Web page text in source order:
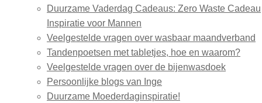
Duurzame Vaderdag Cadeaus: Zero Waste Cadeau
Inspiratie voor Mannen
Veelgestelde vragen over wasbaar maandverband
Tandenpoetsen met tabletjes, hoe en waarom?
Veelgestelde vragen over de bijenwasdoek
Persoonlijke blogs van Inge
Duurzame Moederdaginspiratie!